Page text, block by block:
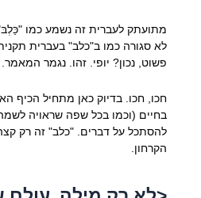
מתועתק לעברית זה נשמע כמו
לא סגורה כמו ב"כלב" בעברית
פשוט, נכון? יופי. זהו. נגמר
חכו, חכו. בדיוק כאן מתחיל הכיף
בחיים (וכמו בכל שפה שראויה
להסתכל על דברים. "כלב" זה רק
הקרחון.